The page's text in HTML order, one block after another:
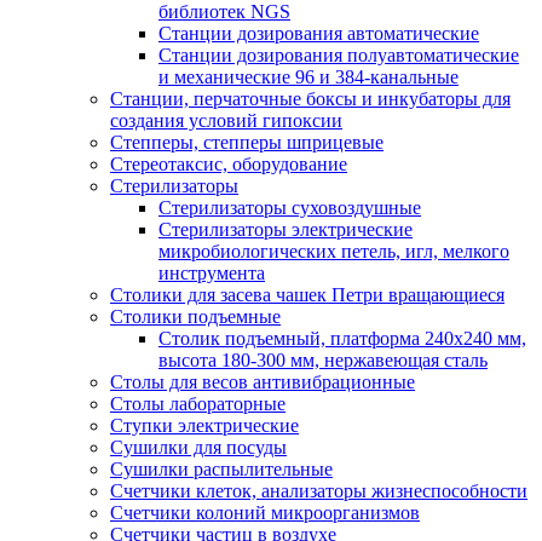
библиотек NGS
Станции дозирования автоматические
Станции дозирования полуавтоматические
и механические 96 и 384-канальные
Станции, перчаточные боксы и инкубаторы для
создания условий гипоксии
Степперы, степперы шприцевые
Стереотаксис, оборудование
Стерилизаторы
Стерилизаторы суховоздушные
Стерилизаторы электрические
микробиологических петель, игл, мелкого
инструмента
Столики для засева чашек Петри вращающиеся
Столики подъемные
Столик подъемный, платформа 240х240 мм,
высота 180-300 мм, нержавеющая сталь
Столы для весов антивибрационные
Столы лабораторные
Ступки электрические
Сушилки для посуды
Сушилки распылительные
Счетчики клеток, анализаторы жизнеспособности
Счетчики колоний микроорганизмов
Счетчики частиц в воздухе